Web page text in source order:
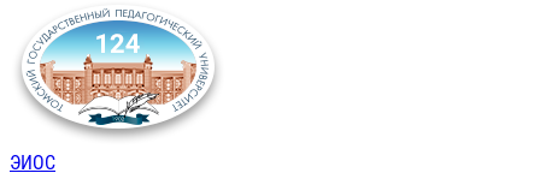
ЭИОС